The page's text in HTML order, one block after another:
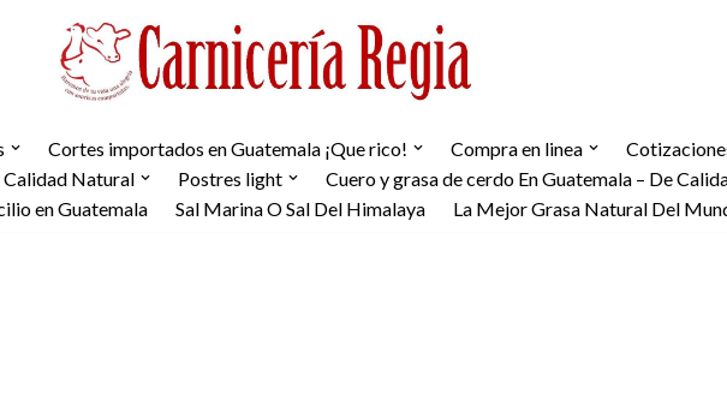
Cortes importados en Guatemala ¡Que rico! Compra en linea
Calidad Natural
Postres light
Cuero y grasa de cerdo En Guatemala – De
en Guatemala
Sal Marina O Sal Del Himalaya La Mejor Grasa Natural Del